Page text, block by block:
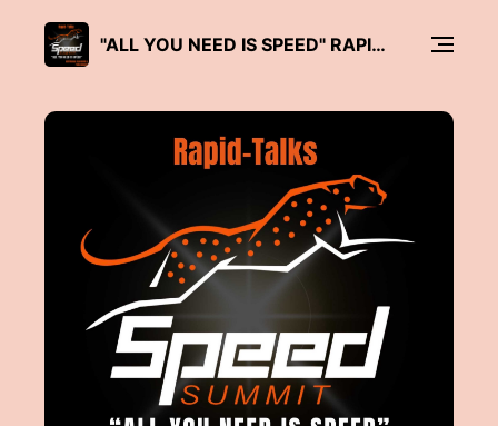
"ALL YOU NEED IS SPEED" RAPID-TALKS BY SPEED-SUMMIT